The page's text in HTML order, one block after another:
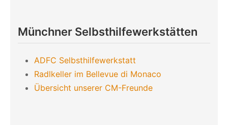
Münchner Selbsthilfewerkstätten
ADFC Selbsthilfewerkstatt
Radlkeller im Bellevue di Monaco
Übersicht unserer CM-Freunde